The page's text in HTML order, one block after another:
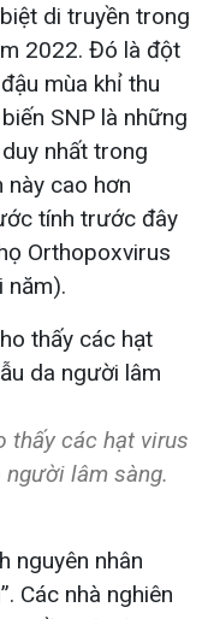
di truyền trong
2022. Đó là đột
mùa khỉ thu
SNP là những
nhất trong
này cao hơn
tính trước đây
Orthopoxvirus
năm).
thấy các hạt virus
lâm sàng.
nguyên nhân
Các nhà nghiên